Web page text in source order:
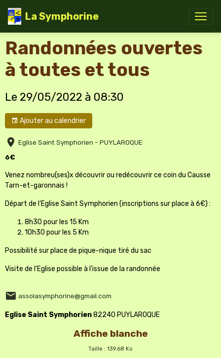
La Symphorine
Randonnées ouvertes
à toutes et tous
Le 29/05/2022 à 08:30
Ajouter au calendrier
Eglise Saint Symphorien - PUYLAROQUE
6€
Venez nombreu(ses)x découvrir ou redécouvrir ce coin du Causse
Tarn-et-garonnais !
Départ de l'Eglise Saint Symphorien (inscriptions sur place à 6€) :
8h30 pour les 15 Km
10h30 pour les 5 Km
Possibilité sur place de pique-nique tiré du sac
Visite de l'Eglise possible à l'issue de la randonnée
assolasymphorine@gmail.com
Eglise Saint Symphorien82240 PUYLAROQUE
Affiche blanche
Taille : 139.68 Ko